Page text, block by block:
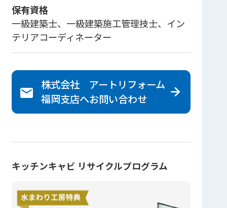
保有資格
一級建築士、一級建築施工管理技士、イン
テリアコーディネーター
株式会社 アートリフォーム
福岡支店へお問い合わせ
キッチンキャビ リサイクルプログラム